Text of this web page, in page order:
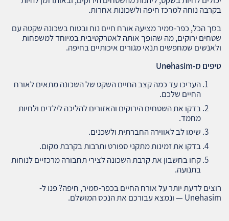
בקרבה נוחה למרכז חיפה ולשכונות אחרות.
בסך הכל, כפר-סמיר מציעה אורח חיים נוח ובטוח בשכונה שקטה עם
שטחים ירוקים, מה שהופך אותה לאטרקטיבית במיוחד למשפחות
ולאנשים שמחפשים תנאי מגורים איכותיים בחיפה.
טיפים מ-Unеhasim
העריכו עד כמה קצב החיים השקט של השכונה מתאים לאורח
החיים שלכם.
בדקו את השטחים הירוקים והאזורים להליכה לילדים ולחיות
מחמד.
שימו לב לאווירה החברתית ולשכנים.
בדקו את זמינות מתקני ספורט ותרבות בקרבת מקום.
קחו בחשבון את קרבת השכונה לצירי תחבורה מרכזיים לנוחות
בתנועה.
רוצים לדעת יותר על אורח החיים בכפר-סמיר, חיפה? פנו ל-
Unеhasim — ונמצא עבורכם את הנכס המושלם.